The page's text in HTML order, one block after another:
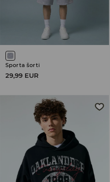
Sporta šorti
29,99 EUR